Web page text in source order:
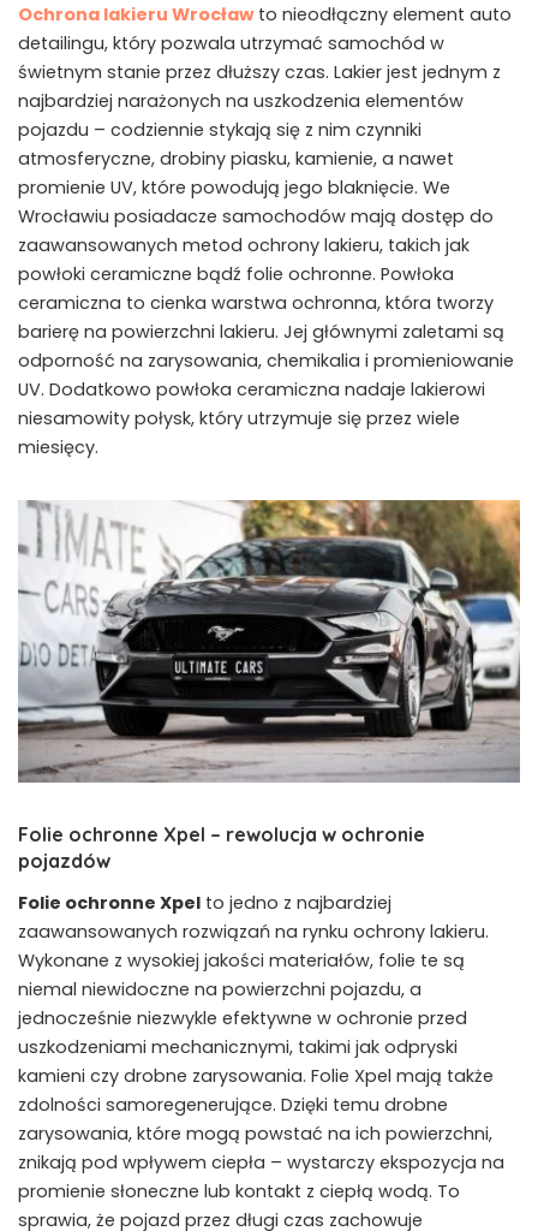
Ochrona lakieru Wrocławto nieodłączny element auto
detailingu, który pozwala utrzymać samochód w
świetnym stanie przez dłuższy czas. Lakier jest jednym z
najbardziej narażonych na uszkodzenia elementów
pojazdu – codziennie stykają się z nim czynniki
atmosferyczne, drobiny piasku, kamienie, a nawet
promienie UV, które powodują jego blaknięcie. We
Wrocławiu posiadacze samochodów mają dostęp do
zaawansowanych metod ochrony lakieru, takich jak
powłoki ceramiczne bądź folie ochronne. Powłoka
ceramiczna to cienka warstwa ochronna, która tworzy
barierę na powierzchni lakieru. Jej głównymi zaletami są
odporność na zarysowania, chemikalia i promieniowanie
UV. Dodatkowo powłoka ceramiczna nadaje lakierowi
niesamowity połysk, który utrzymuje się przez wiele
miesięcy.
Folie ochronne Xpel – rewolucja w ochronie
pojazdów
Folie ochronne Xpel to jedno z najbardziej
zaawansowanych rozwiązań na rynku ochrony lakieru.
Wykonane z wysokiej jakości materiałów, folie te są
niemal niewidoczne na powierzchni pojazdu, a
jednocześnie niezwykle efektywne w ochronie przed
uszkodzeniami mechanicznymi, takimi jak odpryski
kamieni czy drobne zarysowania. Folie Xpel mają także
zdolności samoregenerujące. Dzięki temu drobne
zarysowania, które mogą powstać na ich powierzchni,
znikają pod wpływem ciepła – wystarczy ekspozycja na
promienie słoneczne lub kontakt z ciepłą wodą. To
sprawia, że pojazd przez długi czas zachowuje